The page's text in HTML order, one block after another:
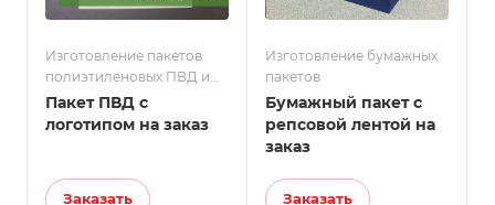
Изготовление пакетов
полиэтиленовых ПВД и
ПНД
Пакет ПВД с
логотипом на заказ
Заказать
Изготовление бумажных
пакетов
Бумажный пакет с
репсовой лентой на
заказ
Заказать